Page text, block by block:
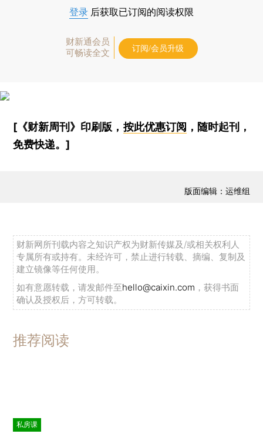
登录 后获取已订阅的阅读权限
财新通会员
可畅读全文
订阅/会员升级
[《财新周刊》印刷版， 按此优惠订阅 ，随时起刊，
免费快递。]
版面编辑：运维组
财新网所刊载内容之知识产权为财新传媒及/或相关权利人
专属所有或持有。未经许可，禁止进行转载、摘编、复制及
建立镜像等任何使用。
如有意愿转载，请发邮件至hello@caixin.com ，获得书面
确认及授权后，方可转载。
推荐阅读
私房课